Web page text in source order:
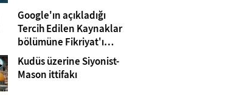
Google'ın açıkladığı
Tercih Edilen Kaynaklar
bölümüne Fikriyat'ı
eklemeyi unutmayın!
Kudüs üzerine Siyonist-
Mason ittifakı